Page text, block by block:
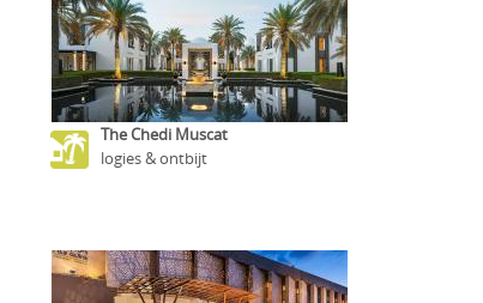
The Chedi Muscat
logies & ontbijt